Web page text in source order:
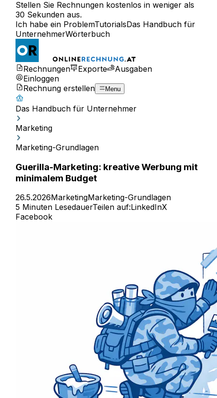
Stellen Sie Rechnungen kostenlos in weniger als
30 Sekunden aus.
Ich habe ein ProblemTutorialsDas Handbuch für
UnternehmerWörterbuch
Rechnungen Exporte
Ausgaben
Einloggen
Rechnung erstellen
Menu
Das Handbuch für Unternehmer
Marketing
Marketing-Grundlagen
Guerilla-Marketing: kreative Werbung mit
minimalem Budget
26.5.2026MarketingMarketing-Grundlagen
5 Minuten LesedauerTeilen auf:LinkedInX
Facebook